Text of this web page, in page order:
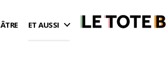
ET AUSSI